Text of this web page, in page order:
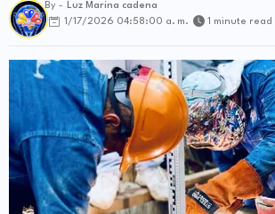
By -
Luz Marina cadena
1/17/2026 04:58:00 a. m.
1 minute read